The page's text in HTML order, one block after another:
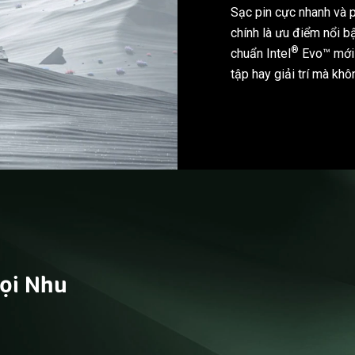
Sạc pin cực nhanh và
chính là ưu điểm nổi
chuẩn Intel® Evo™
tập hay giải trí mà
Nhu